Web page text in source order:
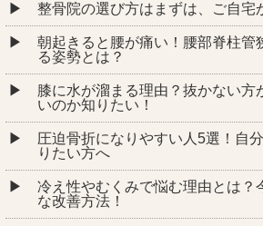
整骨院の選び方はまずは、ご自宅
朝起きると腰が痛い！腰部脊柱管
る姿勢とは？
膝に水が溜まる理由？抜かない方
いのか知りたい！
圧迫骨折になりやすい人5選！自
りたい方へ
冷え性やむくみで悩む理由とは？
な改善方法！